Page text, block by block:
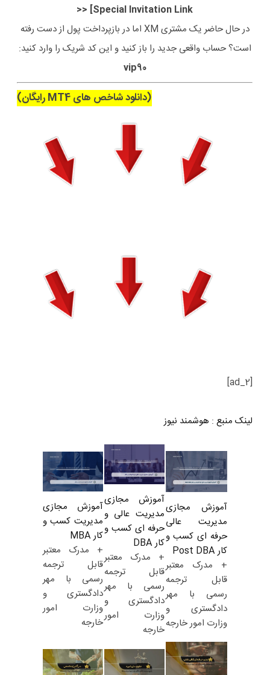
Special Invitation Link] <<
در حال حاضر یک مشتری XM اما در بازپرداخت پول از دست رفته
است؟ حساب واقعی جدید را باز کنید و این کد شریک را وارد کنید:
vip90
(دانلود شاخص های MT4 رایگان)
[ad_2]
لینک منبع : هوشمند نیوز
آموزش مجازی
مدیریت عالی
حرفه ای کسب و
کار Post DBA
+ مدرک معتبر
قابل ترجمه
رسمی با مهر
دادگستری و
وزارت امور خارجه
آموزش مجازی
مدیریت عالی و
حرفه ای کسب و
کار DBA
+ مدرک معتبر
قابل ترجمه
رسمی با مهر
دادگستری و
وزارت امور
خارجه
آموزش مجازی
مدیریت کسب و
کار MBA
+ مدرک معتبر
قابل ترجمه
رسمی با مهر
دادگستری و
وزارت امور
خارجه